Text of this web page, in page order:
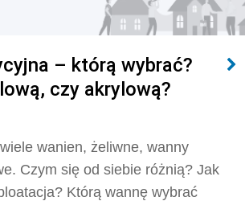
– którą wybrać?
czy akrylową?
wanien, żeliwne, wanny
Czym się od siebie różnią? Jak
Którą wannę wybrać